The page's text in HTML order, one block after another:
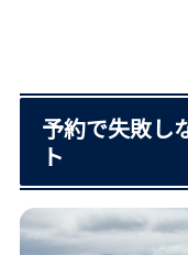
予約で失敗し
ト